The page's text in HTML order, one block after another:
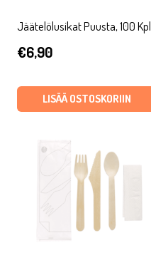
Jäätelölusikat Puusta, 100 Kpl
€6,90
LISÄÄ OSTOSKORIIN